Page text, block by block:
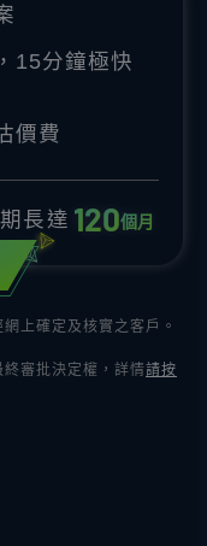
15分鐘極快
價費
長達 120個月
上確定及核實之客戶。
審批決定權，詳情請按